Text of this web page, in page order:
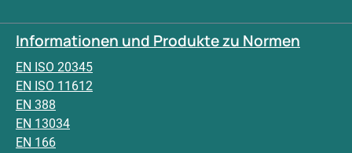
Informationen und Produkte zu Normen
EN ISO 20345
EN ISO 11612
EN 388
EN 13034
EN 166